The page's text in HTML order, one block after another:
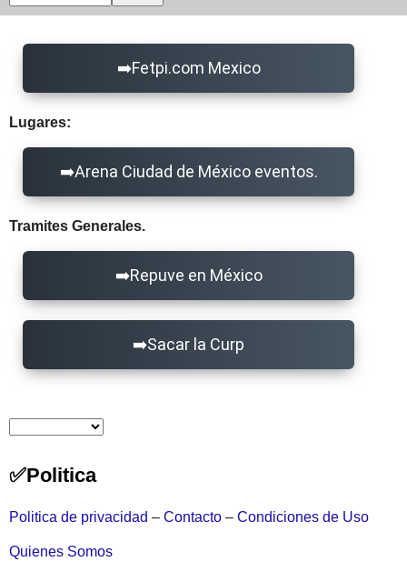
Fetpi.com Mexico
Lugares:
Arena Ciudad de México eventos.
Tramites Generales.
Repuve en México
Sacar la Curp
Politica
Politica de privacidad – Contacto – Condiciones de Uso
Quienes Somos